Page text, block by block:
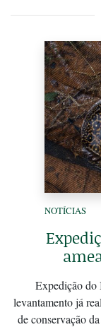
NOTÍCIAS
Expedição do
levantamento já
de conservação